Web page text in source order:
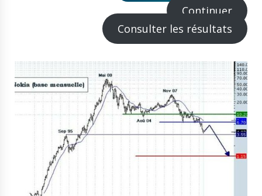
Continuer
Consulter les résultats